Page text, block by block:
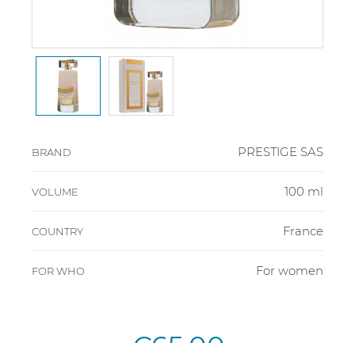
BRAND PRESTIGE SAS
VOLUME 100 ml
COUNTRY France
FOR WHO For women